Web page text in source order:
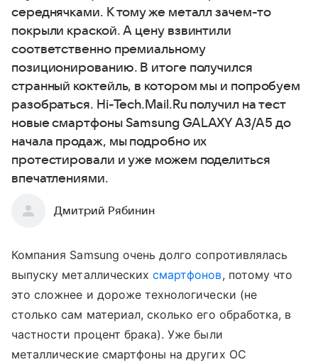
середнячками. К тому же металл зачем-то
покрыли краской. А цену взвинтили
соответственно премиальному
позиционированию. В итоге получился
странный коктейль, в котором мы и попробуем
разобраться. Hi-Tech.Mail.Ru получил на тест
новые смартфоны Samsung GALAXY A3/A5 до
начала продаж, мы подробно их
протестировали и уже можем поделиться
впечатлениями.
Дмитрий Рябинин
Компания Samsung очень долго сопротивлялась
выпуску металлическихсмартфонов, потому что
это сложнее и дороже технологически (не
столько сам материал, сколько его обработка, в
частности процент брака). Уже были
металлические смартфоны на других ОС